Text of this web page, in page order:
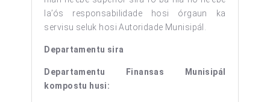
la’ós responsabilidade hosi órgaun ka
servisu seluk hosi Autoridade Munisipál.
Departamentu sira
Departamentu Finansas Munisipál
kompostu husi: